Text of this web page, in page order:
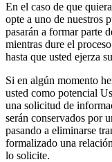
En el caso de que
opte a uno de nuestros
pasarán a formar parte
mientras dure el
hasta que usted ejerza
Si en algún momento
usted como potencial
una solicitud de
serán conservados por
pasando a eliminarse
formalizado una
lo solicite.